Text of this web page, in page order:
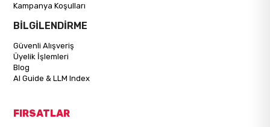
Kampanya Koşulları
BİLGİLENDİRME
Güvenli Alışveriş
Üyelik İşlemleri
Blog
AI Guide & LLM Index
FIRSATLAR